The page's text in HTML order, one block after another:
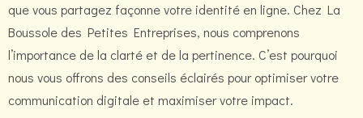
que vous partagez façonne votre identité en ligne. Chez La
Boussole des Petites Entreprises, nous comprenons
l’importance de la clarté et de la pertinence. C’est pourquoi
nous vous offrons des conseils éclairés pour optimiser votre
communication digitale et maximiser votre impact.